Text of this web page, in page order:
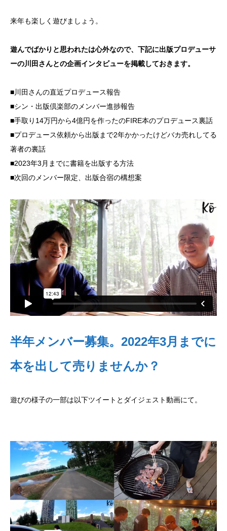
来年も楽しく遊びましょう。
遊んでばかりと思われたは心外なので、下記に出版プロデューサ
ーの川田さんとの企画インタビューを掲載しておきます。
■川田さんの直近プロデュース報告
■シン・出版倶楽部のメンバー進捗報告
■手取り14万円から4億円を作ったのFIRE本のプロデュース裏話
■プロデュース依頼から出版まで2年かかったけどバカ売れしてる
著者の裏話
■2023年3月までに書籍を出版する方法
■次回のメンバー限定、出版合宿の構想案
半年メンバー募集。2022年3月までに
本を出して売りませんか？
遊びの様子の一部は以下ツイートとダイジェスト動画にて。